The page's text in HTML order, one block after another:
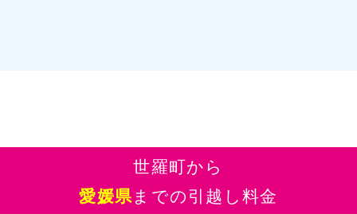
世羅町から
愛媛県までの引越し料金